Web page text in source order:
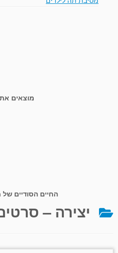
מוצאים את
החיים הסודיים
יצירה –